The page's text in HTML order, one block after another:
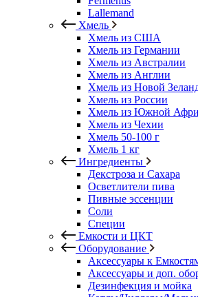
Lallemand
Хмель
Хмель из США
Хмель из Германии
Хмель из Австралии
Хмель из Англии
Хмель из Новой
Хмель из России
Хмель из Южной
Хмель из Чехии
Хмель 50-100 г
Хмель 1 кг
Ингредиенты
Декстроза и Сахара
Осветлители пива
Пивные эссенции
Соли
Специи
Емкости и ЦКТ
Оборудование
Аксессуары к
Аксессуары и доп.
Дезинфекция и мойка